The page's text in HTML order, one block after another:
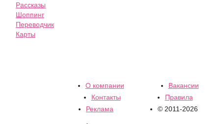
Рассказы
Шоппинг
Переводчик
Карты
О компании
Вакансии
Контакты
Правила
Реклама
© 2011-2026